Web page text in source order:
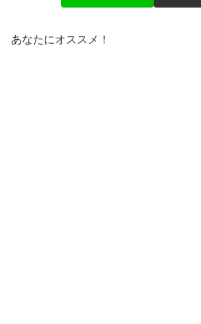
あなたにオススメ！